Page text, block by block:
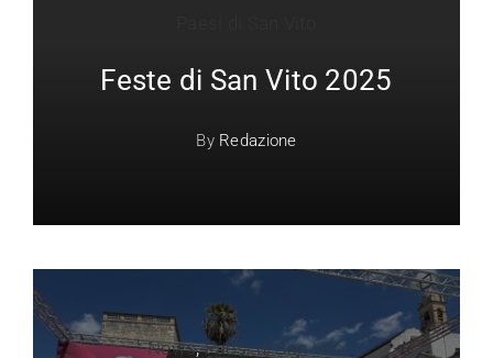
Feste di San Vito 2025
By Redazione
News,Paesi di San Vito